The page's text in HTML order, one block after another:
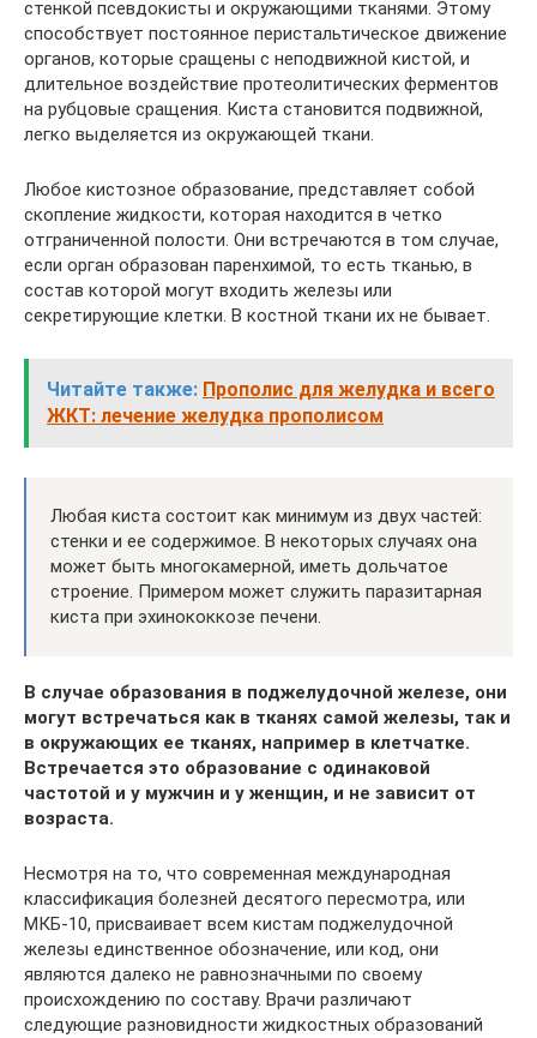
стенкой псевдокисты и окружающими тканями. Этому
способствует постоянное перистальтическое движение
органов, которые сращены с неподвижной кистой, и
длительное воздействие протеолитических ферментов
на рубцовые сращения. Киста становится подвижной,
легко выделяется из окружающей ткани.
Любое кистозное образование, представляет собой
скопление жидкости, которая находится в четко
отграниченной полости. Они встречаются в том случае,
если орган образован паренхимой, то есть тканью, в
состав которой могут входить железы или
секретирующие клетки. В костной ткани их не бывает.
Читайте также: Прополис для желудка и всего
ЖКТ: лечение желудка прополисом
Любая киста состоит как минимум из двух частей:
стенки и ее содержимое. В некоторых случаях она
может быть многокамерной, иметь дольчатое
строение. Примером может служить паразитарная
киста при эхинококкозе печени.
В случае образования в поджелудочной железе, они
могут встречаться как в тканях самой железы, так и
в окружающих ее тканях, например в клетчатке.
Встречается это образование с одинаковой
частотой и у мужчин и у женщин, и не зависит от
возраста.
Несмотря на то, что современная международная
классификация болезней десятого пересмотра, или
МКБ-10, присваивает всем кистам поджелудочной
железы единственное обозначение, или код, они
являются далеко не равнозначными по своему
происхождению по составу. Врачи различают
следующие разновидности жидкостных образований